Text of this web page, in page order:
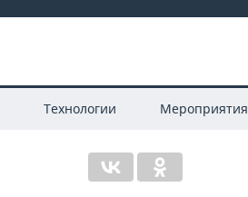
Технологии Мероприятия